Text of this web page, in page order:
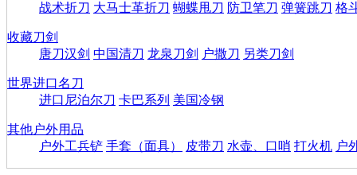
战术折刀 大马士革折刀 蝴蝶甩刀 防卫笔刀 弹簧跳刀 格
收藏刀剑
唐刀汉剑 中国清刀 龙泉刀剑 户撒刀 另类刀剑
世界进口名刀
进口尼泊尔刀 卡巴系列 美国冷钢
其他户外用品
户外工兵铲 手套（面具） 皮带刀 水壶、口哨 打火机 户